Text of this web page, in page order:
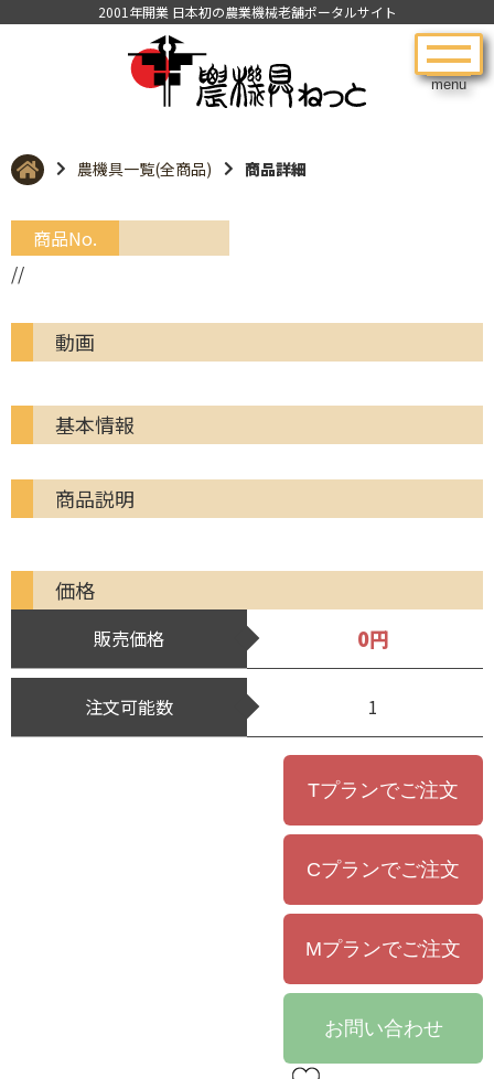
menu
2001年開業 日本初の農業機械老舗ポータルサイト
農機具一覧(全商品) 商品詳細
商品No.
//
動画
基本情報
商品説明
価格
販売価格 0円
注文可能数 1